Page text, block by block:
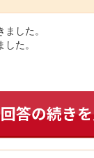
した。
た。